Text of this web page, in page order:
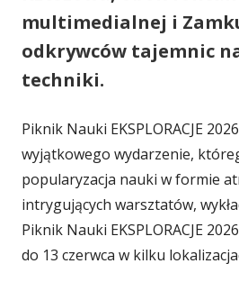
multimedialnej i
odkrywców tajemnic
techniki.
Piknik Nauki EKSPLORACJE
wyjątkowego wydarzenie,
popularyzacja nauki w formie
intrygujących warsztatów,
Piknik Nauki EKSPLORACJE
do 13 czerwca w kilku